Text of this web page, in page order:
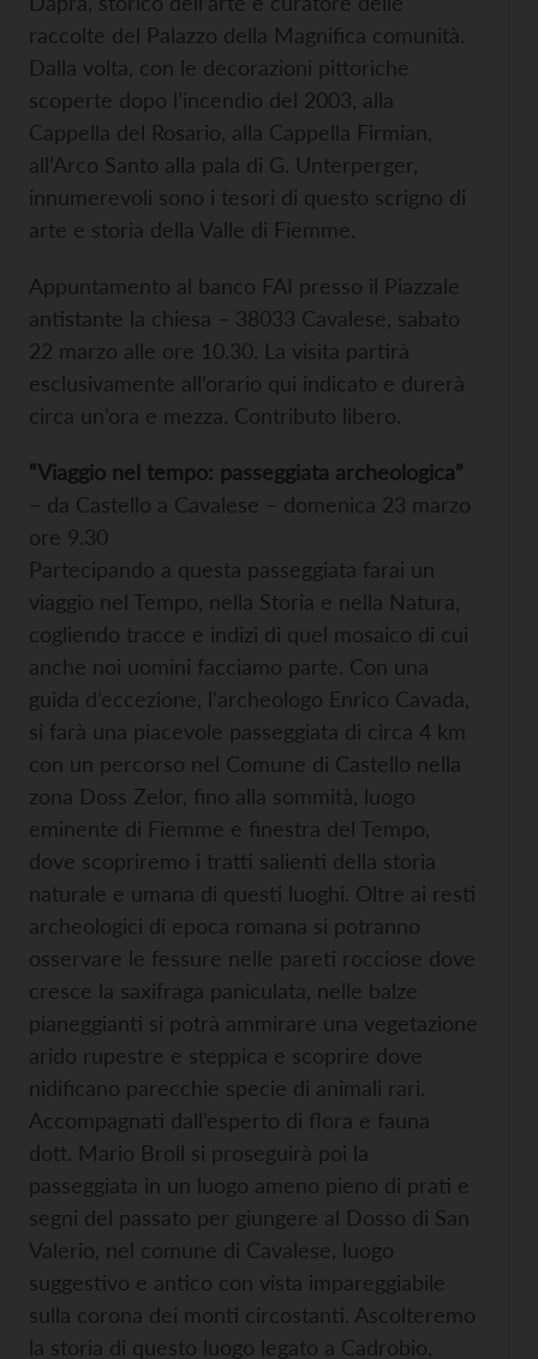
raccolte del Palazzo della Magnifica comunità.
Dalla volta, con le decorazioni pittoriche
scoperte dopo l’incendio del 2003, alla
Cappella del Rosario, alla Cappella Firmian,
all’Arco Santo alla pala di G. Unterperger,
innumerevoli sono i tesori di questo scrigno di
arte e storia della Valle di Fiemme.
Appuntamento al banco FAI presso il Piazzale
antistante la chiesa – 38033 Cavalese, sabato
22 marzo alle ore 10.30. La visita partirà
esclusivamente all’orario qui indicato e durerà
circa un’ora e mezza. Contributo libero.
“Viaggio nel tempo: passeggiata archeologica”
– da Castello a Cavalese – domenica 23 marzo
ore 9.30
Partecipando a questa passeggiata farai un
viaggio nel Tempo, nella Storia e nella Natura,
cogliendo tracce e indizi di quel mosaico di cui
anche noi uomini facciamo parte. Con una
guida d’eccezione, l’archeologo Enrico Cavada,
si farà una piacevole passeggiata di circa 4 km
con un percorso nel Comune di Castello nella
zona Doss Zelor, fino alla sommità, luogo
eminente di Fiemme e finestra del Tempo,
dove scopriremo i tratti salienti della storia
naturale e umana di questi luoghi. Oltre ai resti
archeologici di epoca romana si potranno
osservare le fessure nelle pareti rocciose dove
cresce la saxifraga paniculata, nelle balze
pianeggianti si potrà ammirare una vegetazione
arido rupestre e steppica e scoprire dove
nidificano parecchie specie di animali rari.
Accompagnati dall’esperto di flora e fauna
dott. Mario Broll si proseguirà poi la
passeggiata in un luogo ameno pieno di prati e
segni del passato per giungere al Dosso di San
Valerio, nel comune di Cavalese, luogo
suggestivo e antico con vista impareggiabile
sulla corona dei monti circostanti. Ascolteremo
la storia di questo luogo legato a Cadrobio,